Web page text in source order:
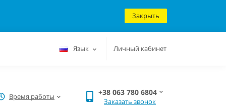
Закрыть
Язык Личный кабинет
Время работы +38 063 780 6804
Заказать звонок